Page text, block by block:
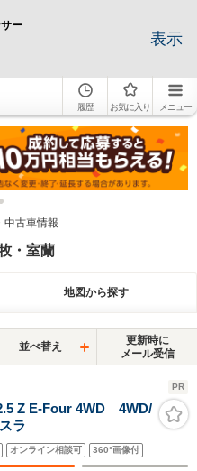
ー
表示
履歴 お気に入り メニュー
中古車情報
・室蘭
地図から探す
並べ替え
更新時に
メール受信
PR
Z E-Four 4WD 4WD/
ラ
オンライン相談可 360°画像付